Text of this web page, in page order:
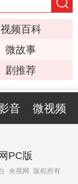
视频百科
微故事
剧推荐
音 微视频
PC版
央视网 版权所有